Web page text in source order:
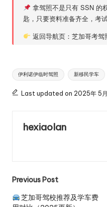
拿驾照不是只有 SSN 的
匙，只要资料准备齐全，考
返回导航页：芝加哥考驾
Tags:
伊利诺伊临时驾照 新移民学车
Last updated on 2025年 5
hexiaolan
Post
Previous Post
芝加哥驾校推荐及学车费